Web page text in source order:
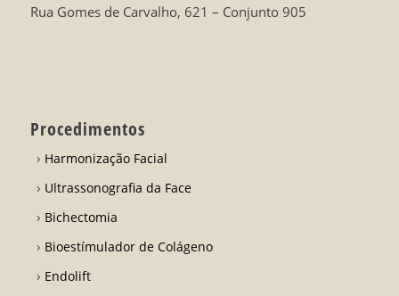
Rua Gomes de Carvalho, 621 – Conjunto 905
Procedimentos
Harmonização Facial
Ultrassonografia da Face
Bichectomia
Bioestímulador de Colágeno
Endolift